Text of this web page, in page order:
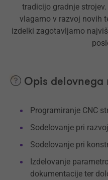
tradicijo gradnje
vlagamo v razvoj novih
izdelki zagotavljamo
Opis delovnega
Programiranje CNC
Sodelovanje pri
Sodelovanje pri
Izdelovanje
dokumentacije ter